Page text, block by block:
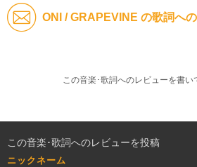
ONI / GRAPEVINE の歌詞へ
この音楽･歌詞へのレビューを書い
この音楽･歌詞へのレビューを投稿
ニックネーム